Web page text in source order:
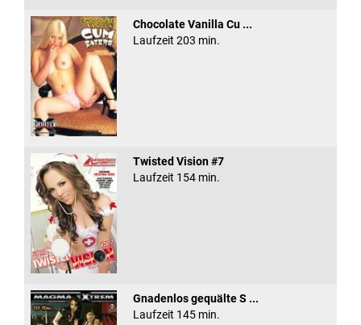
Chocolate Vanilla Cu ...
Laufzeit 203 min.
Twisted Vision #7
Laufzeit 154 min.
Gnadenlos gequälte S ...
Laufzeit 145 min.